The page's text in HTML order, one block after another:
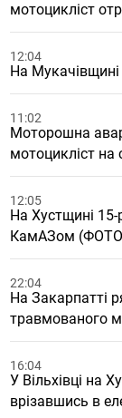
мотоцикліст
12:04
На Мукачівщині
11:02
Моторошна
мотоцикліст на
12:05
На Хустщині 15-
КамАЗом
22:04
На Закарпатті
травмованого
16:04
У Вільхівці на
врізавшись в